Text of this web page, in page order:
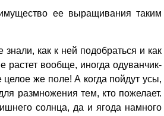
ее выращивания таким
как к ней подобраться и как
растет вообще, иногда одуванчик-
целое же поле! А когда пойдут усы,
размножения тем, кто пожелает.
солнца, да и ягода намного